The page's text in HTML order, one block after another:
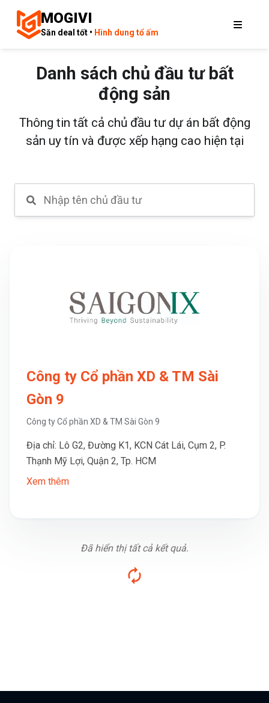
MOGIVI
Săn deal tốt • Hình dung tổ ấm
Danh sách chủ đầu tư bất
động sản
Thông tin tất cả chủ đầu tư dự án bất động
sản uy tín và được xếp hạng cao hiện tại
Công ty Cổ phần XD & TM Sài
Gòn 9
Công ty Cổ phần XD & TM Sài Gòn 9
Địa chỉ: Lô G2, Đường K1, KCN Cát Lái, Cụm 2, P.
Thạnh Mỹ Lợi, Quận 2, Tp. HCM
Xem thêm
Đã hiển thị tất cả kết quả.